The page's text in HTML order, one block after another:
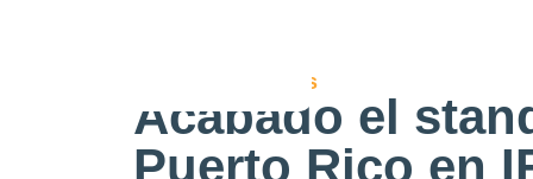
Ferias
Acabado el
Puerto Rico en